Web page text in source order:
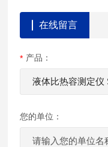
在线留言
产品：
您的单位：